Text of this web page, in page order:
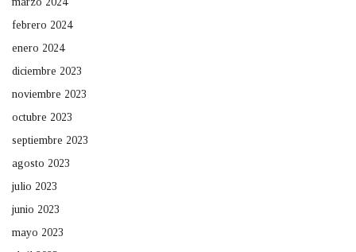
febrero 2024
enero 2024
diciembre 2023
noviembre 2023
octubre 2023
septiembre 2023
agosto 2023
julio 2023
junio 2023
mayo 2023